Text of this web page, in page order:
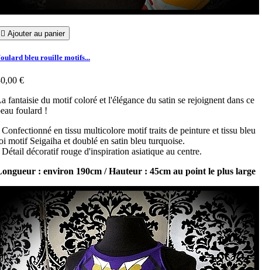
 Ajouter au panier
bleu rouille motifs...
€
fantaisie du motif coloré et l'élégance du satin se rejoignent dans ce
foulard !
Confectionné en tissu multicolore motif traits de peinture et tissu bleu
motif Seigaiha et doublé en satin bleu turquoise.
Détail décoratif rouge d'inspiration asiatique au centre.
: environ 190cm / Hauteur : 45cm au point le plus large